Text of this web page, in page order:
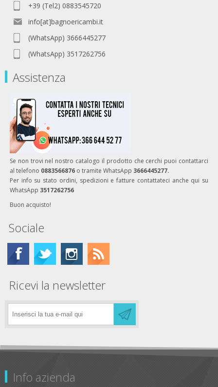
+39 (Tel2) 0883545720
info[at]bagnoericambi.it
(WhatsApp) 3666445277
(WhatsApp) 3517262756
Assistenza
Se non trovi nel nostro catalogo il prodotto che cerchi puoi contattarci
al telefono 0883566876 o tramite WhatsApp 3666445277.
Per info su stato ordini, spedizioni e fatture contattateci anche qui su
WhatsApp 3517262756
Buon acquisto!
Sociale
Ricevi la newsletter
Info azienda